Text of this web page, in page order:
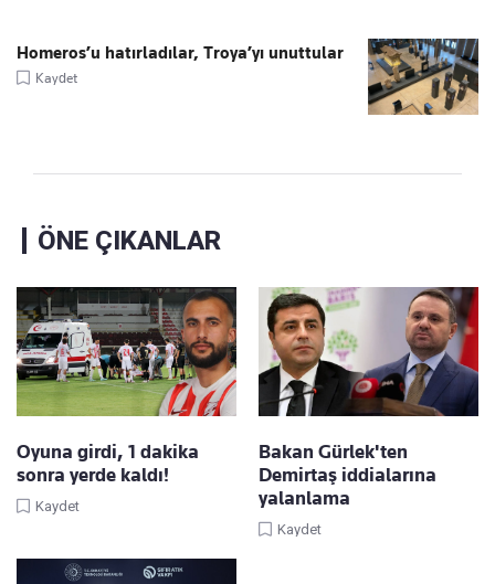
Homeros’u hatırladılar, Troya’yı unuttular
Kaydet
ÖNE ÇIKANLAR
Oyuna girdi, 1 dakika
sonra yerde kaldı!
Kaydet
Bakan Gürlek'ten
Demirtaş iddialarına
yalanlama
Kaydet